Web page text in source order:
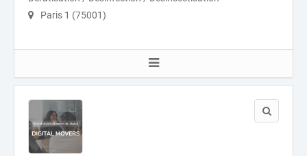
Paris 1 (75001)